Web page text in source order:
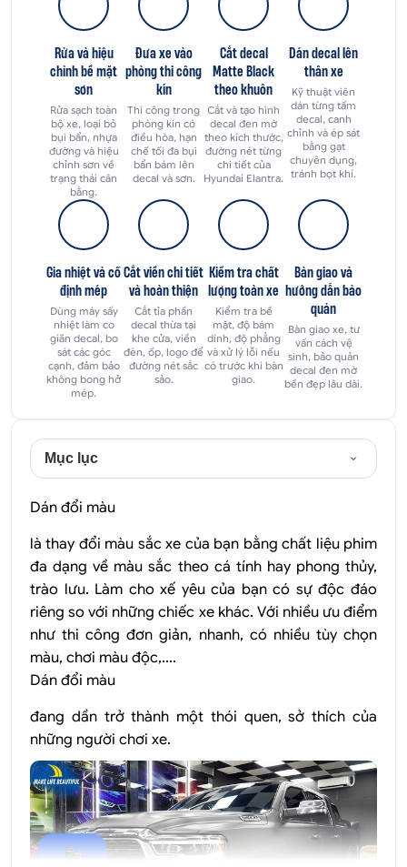
Rửa và hiệu
chỉnh bề mặt
sơn
Rửa sạch toàn
bộ xe, loại bỏ
bụi bẩn, nhựa
đường và hiệu
chỉnh sơn về
trạng thái cân
bằng.
Đưa xe vào
phòng thi công
kín
Thi công trong
phòng kín có
điều hòa, hạn
chế tối đa bụi
bẩn bám lên
decal và sơn.
Cắt decal
Matte Black
theo khuôn
Cắt và tạo hình
decal đen mờ
theo kích thước,
đường nét từng
chi tiết của
Hyundai Elantra.
Dán decal lên
thân xe
Kỹ thuật viên
dán từng tấm
decal, canh
chỉnh và ép sát
bằng gạt
chuyên dụng,
tránh bọt khí.
Gia nhiệt và cố
định mép
Dùng máy sấy
nhiệt làm co
giãn decal, bo
sát các góc
cạnh, đảm bảo
không bong hở
mép.
Cắt viền chi tiết
và hoàn thiện
Cắt tỉa phần
decal thừa tại
khe cửa, viền
đèn, ốp, logo để
đường nét sắc
sảo.
Kiểm tra chất
lượng toàn xe
Kiểm tra bề
mặt, độ bám
dính, độ phẳng
và xử lý lỗi nếu
có trước khi bàn
giao.
Bàn giao và
hướng dẫn bảo
quản
Bàn giao xe, tư
vấn cách vệ
sinh, bảo quản
decal đen mờ
bền đẹp lâu dài.
Mục lục
Dán đổi màu
là thay đổi màu sắc xe của bạn bằng chất liệu phim
đa dạng về màu sắc theo cá tính hay phong thủy,
trào lưu. Làm cho xế yêu của bạn có sự độc đáo
riêng so với những chiếc xe khác. Với nhiều ưu điểm
như thi công đơn giản, nhanh, có nhiều tùy chọn
màu, chơi màu độc,....
Dán đổi màu
đang dần trở thành một thói quen, sở thích của
những người chơi xe.